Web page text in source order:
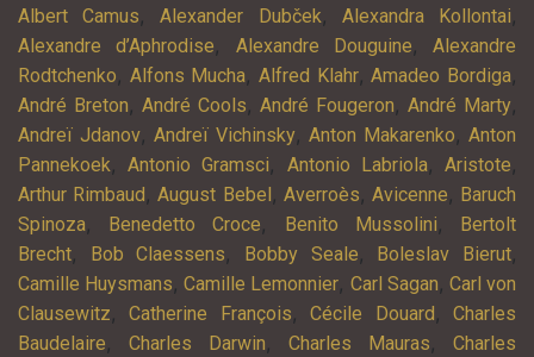
Albert Camus,Alexander Dubček, Alexandra Kollontai,
Alexandre d’Aphrodise, Alexandre Douguine, Alexandre
Rodtchenko, Alfons Mucha,Alfred Klahr,Amadeo Bordiga,
André Breton, André Cools, André Fougeron, André Marty,
Andreï Jdanov, Andreï Vichinsky, Anton Makarenko, Anton
Pannekoek,Antonio Gramsci, Antonio Labriola,Aristote,
Arthur Rimbaud ,August Bebel , Averroès, Avicenne, Baruch
Spinoza, Benedetto Croce, Benito Mussolini,
Bertolt
Brecht, Bob Claessens, Bobby Seale, Boleslav Bierut,
Camille Huysmans,Camille Lemonnier, Carl Sagan, Carl von
Clausewitz,Catherine François,Cécile Douard ,Charles
Baudelaire, Charles Darwin, Charles Mauras, Charles